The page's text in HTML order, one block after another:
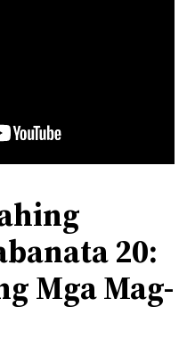
20:
Mga Mag-